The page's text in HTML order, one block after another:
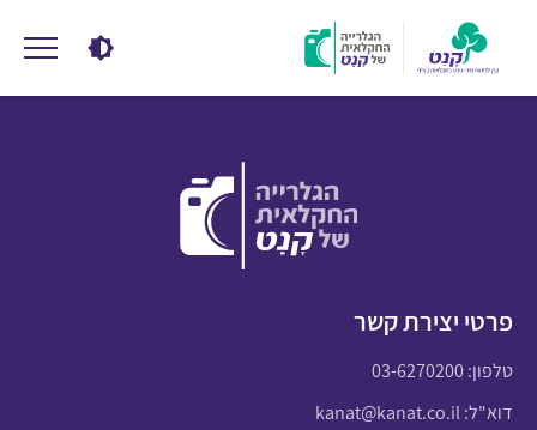
פרטי יצירת קשר
טלפון:03-6270200
דוא"ל:kanat@kanat.co.il